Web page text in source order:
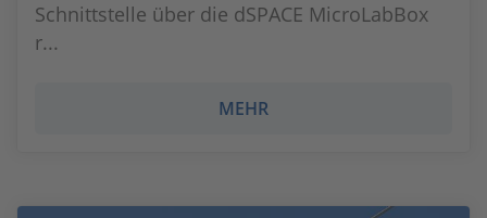
Schnittstelle über die dSPACE MicroLabBox
r...
MEHR